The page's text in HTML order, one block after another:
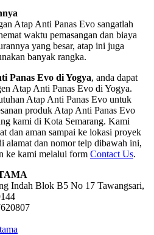
Atap Anti Panas Evo sangatlah
waktu pemasangan dan biaya
yang besar, atap ini juga
banyak rangka.
Panas Evo di Yogya, anda dapat
Atap Anti Panas Evo di Yogya.
Atap Anti Panas Evo untuk
produk Atap Anti Panas Evo
kami di Kota Semarang. Kami
dan aman sampai ke lokasi proyek
alamat dan nomor telp dibawah ini,
ke kami melalui form Contact Us.
Indah Blok B5 No 17 Tawangsari,